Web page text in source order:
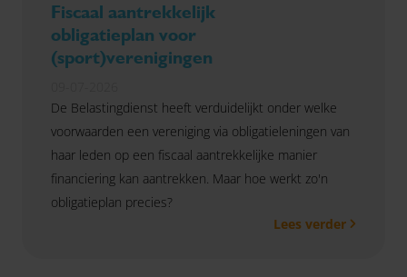
Fiscaal aantrekkelijk
obligatieplan voor
(sport)verenigingen
De Belastingdienst heeft verduidelijkt onder welke
voorwaarden een vereniging via obligatieleningen van
haar leden op een fiscaal aantrekkelijke manier
financiering kan aantrekken. Maar hoe werkt zo'n
obligatieplan precies?
Lees verder